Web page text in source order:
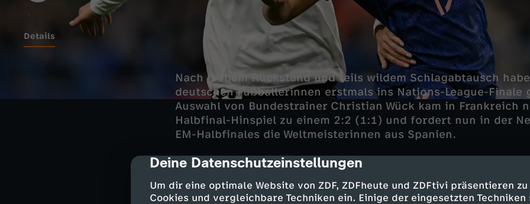
cmp-dialog-description
Deine Datenschutzeinstellungen
Um dir eine optimale Website von ZDF, ZDFheute und ZDFtivi präsentieren
Cookies und vergleichbare Techniken ein. Einige der eingesetzten
Details
Nach frühem Rückstand und teils wildem Schlagabtausch
deutschen Fußballerinnen erstmals ins Nations-League-Finale
Auswahl von Bundestrainer Christian Wück kam in Frankreich
Halbfinal-Hinspiel zu einem 2:2 (1:1) und fordert nun in der
EM-Halbfinales die Weltmeisterinnen aus Spanien.
Später Ausgleich sorgt für Anspannung